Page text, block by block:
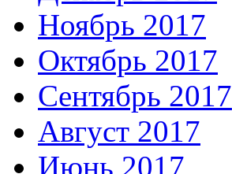
Ноябрь 2017
Октябрь 2017
Сентябрь 2017
Август 2017
Июнь 2017